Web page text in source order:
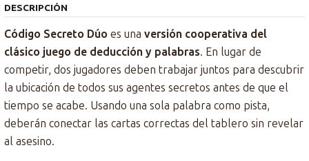
DESCRIPCIÓN
Código Secreto Dúo es una versión cooperativa del
clásico juego de deducción y palabras. En lugar de
competir, dos jugadores deben trabajar juntos para descubrir
la ubicación de todos sus agentes secretos antes de que el
tiempo se acabe. Usando una sola palabra como pista,
deberán conectar las cartas correctas del tablero sin revelar
al asesino.